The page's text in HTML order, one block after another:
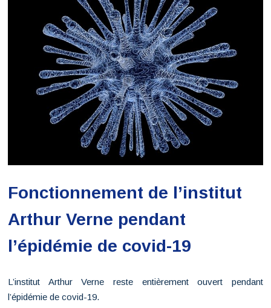
Fonctionnement de l’institut
Arthur Verne pendant
l’épidémie de covid-19
L’institut Arthur Verne reste entièrement ouvert pendant
l’épidémie de covid-19.